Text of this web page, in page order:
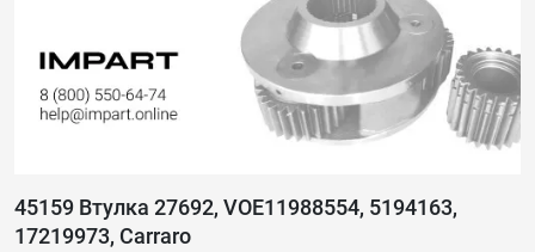
45159 Втулка 27692, VOE11988554, 5194163,
17219973, Carraro